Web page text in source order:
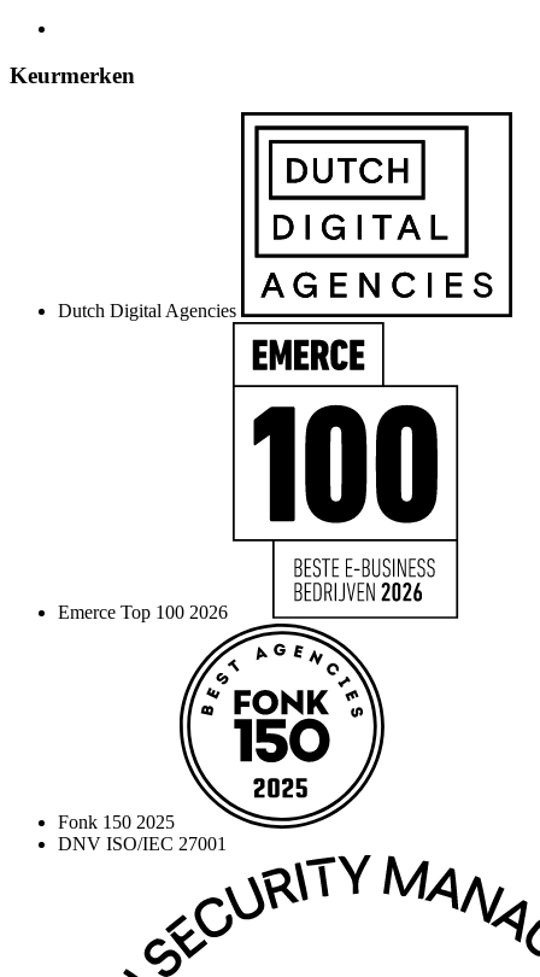
Keurmerken
Dutch Digital Agencies
Emerce Top 100 2026
Fonk 150 2025
DNV ISO/IEC 27001